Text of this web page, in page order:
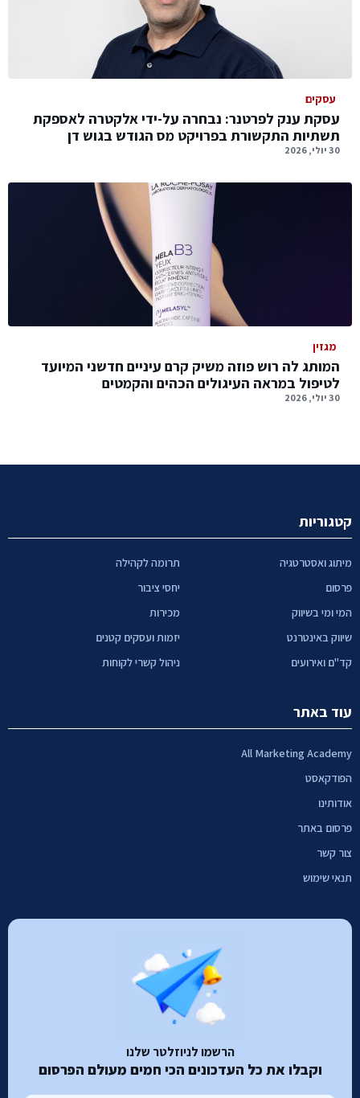
עסקים
עסקת ענק לפרטנר: נבחרה על-ידי אלקטרה לאספקת
תשתיות התקשורת בפרויקט מס הגודש בגוש דן
30 יולי, 2026
מגזין
המותג לה רוש פוזה משיק קרם עיניים חדשני המיועד
לטיפול במראה העיגולים הכהים והקמטים
30 יולי, 2026
קטגוריות
מיתוג ואסטרטגיה
פרסום
המי ומי בשיווק
שיווק באינטרנט
קד"ם ואירועים
תרומה לקהילה
יחסי ציבור
מכירות
יזמות ועסקים קטנים
ניהול קשרי לקוחות
עוד באתר
All Marketing Academy
הפודקאסט
אודותינו
פרסום באתר
צור קשר
תנאי שימוש
הרשמו לניוזלטר שלנו
וקבלו את כל העדכונים הכי חמים מעולם הפרסום